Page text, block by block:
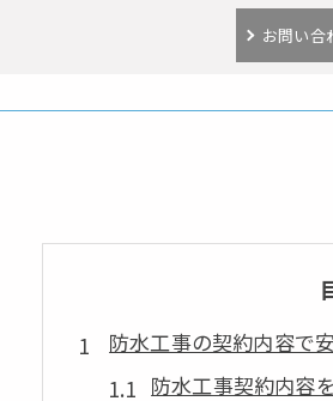
お問い合
防水工事の契約内容で
防水工事契約内容